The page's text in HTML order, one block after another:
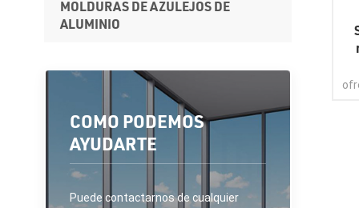
MOLDURAS DE AZULEJOS DE
ALUMINIO
COMO PODEMOS
AYUDARTE
Puede contactarnos de cualquier